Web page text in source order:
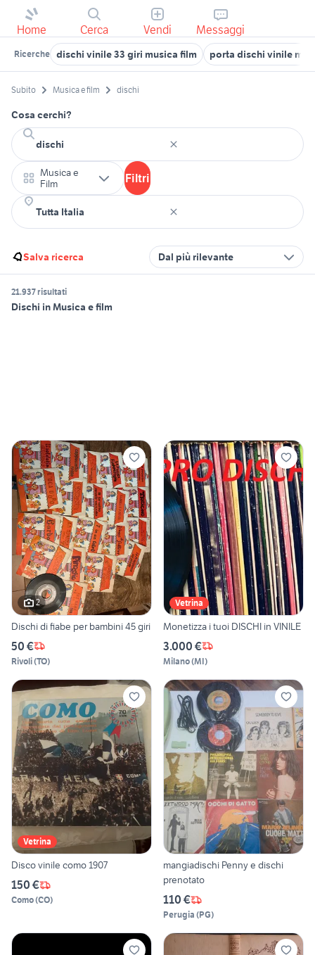
Home Cerca Vendi Messaggi
Ricerche dischi vinile 33 giri musica film porta dischi vinile
Subito Musica e film dischi
Cosa cerchi?
Musica e
Film
Filtri
Salva ricerca Dal più rilevante
21.937 risultati
Dischi in Musica e film
2
Dischi di fiabe per bambini 45 giri
50 €
Rivoli(TO)
Vetrina
Monetizza i tuoi DISCHI in VINILE
3.000 €
Milano(MI)
Vetrina
Disco vinile como 1907
150 €
Como(CO)
mangiadischi Penny e dischi
prenotato
110 €
Perugia (PG)